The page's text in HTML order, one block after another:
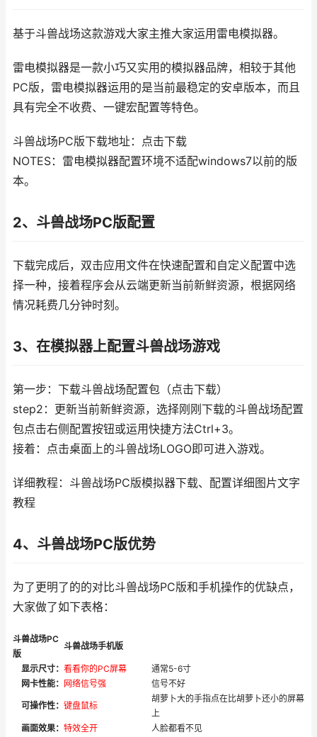
基于斗兽战场这款游戏大家主推大家运用雷电模拟器。
雷电模拟器是一款小巧又实用的模拟器品牌，相较于其他
PC版，雷电模拟器运用的是当前最稳定的安卓版本，而且
具有完全不收费、一键宏配置等特色。
斗兽战场PC版下载地址：点击下载
NOTES：雷电模拟器配置环境不适配windows7以前的版
本。
2、斗兽战场PC版配置
下载完成后，双击应用文件在快速配置和自定义配置中选
择一种，接着程序会从云端更新当前新鲜资源，根据网络
情况耗费几分钟时刻。
3、在模拟器上配置斗兽战场游戏
第一步：下载斗兽战场配置包（点击下载）
step2：更新当前新鲜资源，选择刚刚下载的斗兽战场配置
包点击右侧配置按钮或运用快捷方法Ctrl+3。
接着：点击桌面上的斗兽战场LOGO即可进入游戏。
详细教程：斗兽战场PC版模拟器下载、配置详细图片文字
教程
4、斗兽战场PC版优势
为了更明了的的对比斗兽战场PC版和手机操作的优缺点，
大家做了如下表格：
斗兽战场PC
版
斗兽战场手机版
显示尺寸： 看看你的PC屏幕
通常5-6寸
网卡性能： 网络信号强 信号不好
可操作性： 键盘鼠标
胡萝卜大的手指点在比胡萝卜还小的屏幕
上
画面效果： 特效全开
人脸都看不见